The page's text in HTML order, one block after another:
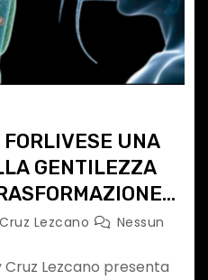
FORLIVESE UNA
GENTILEZZA
Lezcano
Nessun
Cruz Lezcano presenta